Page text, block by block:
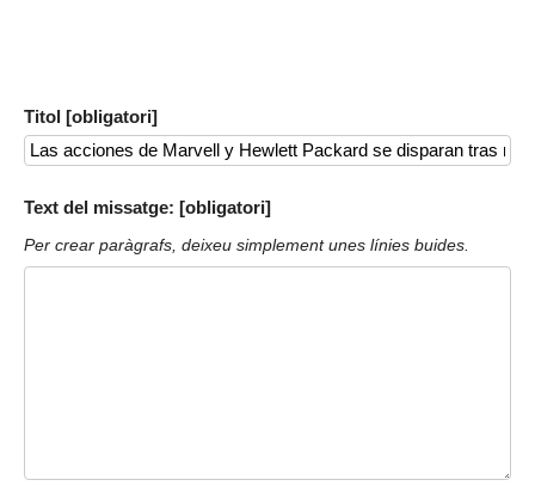
Titol [obligatori]
Text del missatge: [obligatori]
Per crear paràgrafs, deixeu simplement unes línies buides.